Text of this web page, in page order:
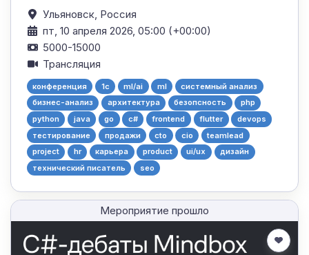
Ульяновск, Россия
пт, 10 апреля 2026, 05:00 (+00:00)
5000-15000
Трансляция
конференция 1с ml/ai ml
системный анализ
бизнес-анализ
архитектура безопсность
php
python
java go c# frontend flutter
devops
тестирование
продажи cto cio
teamlead
project
hr карьера product ui/ux
дизайн
технический писатель
seo
Мероприятие прошло